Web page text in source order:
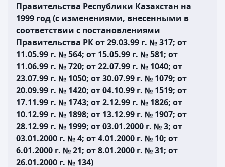
Правительства Республики Казахстан на
1999 год (с изменениями, внесенными в
соответствии с постановлениями
Правительства РК от 29.03.99 г. № 317; от
11.05.99 г. № 564; от 15.05.99 г. № 581; от
11.06.99 г. № 720; от 22.07.99 г. № 1040; от
23.07.99 г. № 1050; от 30.07.99 г. № 1079; от
20.09.99 г. № 1420; от 04.10.99 г. № 1519; от
17.11.99 г. № 1743; от 2.12.99 г. № 1826; от
10.12.99 г. № 1898; от 13.12.99 г. № 1907; от
28.12.99 г. № 1999; от 03.01.2000 г. № 3; от
03.01.2000 г. № 4; от 4.01.2000 г. № 10; от
6.01.2000 г. № 21; от 8.01.2000 г. № 31; от
26.01.2000 г. № 134)